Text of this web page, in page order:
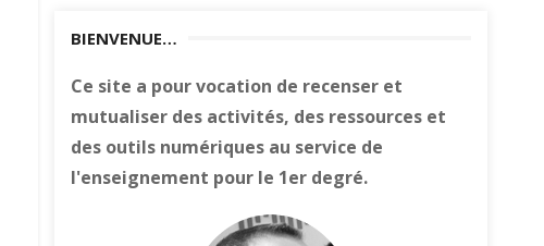
BIENVENUE…
Ce site a pour vocation de recenser et
mutualiser des activités, des ressources et
des outils numériques au service de
l'enseignement pour le 1er degré.